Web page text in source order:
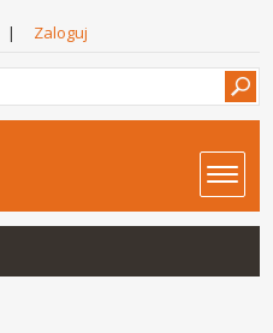
| Zaloguj